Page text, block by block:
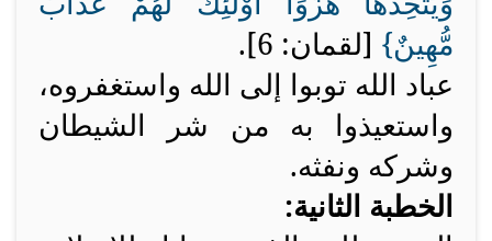
مُّهِينٌ} [لقمان: 6].
عباد الله توبوا إلى الله واستغفروه،
واستعيذوا به من شر الشيطان
وشركه ونفثه.
الخطبة الثانية: